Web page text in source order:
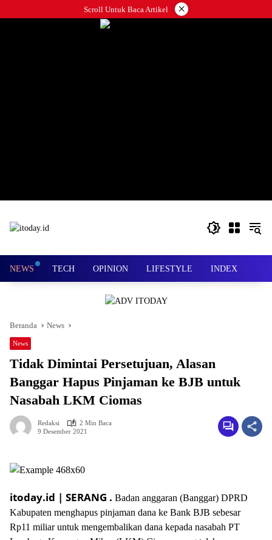
ke
Scroll Untuk Baca Artikel ×
NEWS TECH OPINION LIFESTYLE INDEX
Beranda News
News
Tidak Dimintai Persetujuan, Alasan
Banggar Hapus Pinjaman ke BJB untuk
Nasabah LKM Ciomas
Redaksi
2 Min Baca
9 Desember 2021
itoday.id | SERANG . Badan anggaran (Banggar) DPRD
Kabupaten menghapus pinjaman dana ke Bank BJB sebesar
Rp11 miliar untuk mengembalikan dana kepada nasabah PT